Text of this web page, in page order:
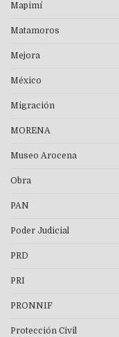
Mapimí
Matamoros
Mejora
México
Migración
MORENA
Museo Arocena
Obra
PAN
Poder Judicial
PRD
PRI
PRONNIF
Protección Civil